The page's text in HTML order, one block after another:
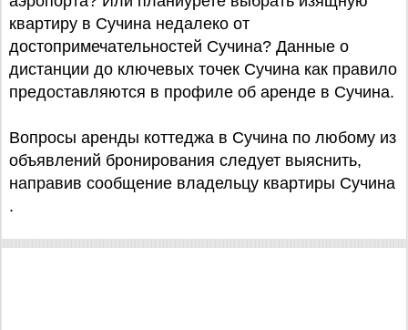
квартиру в Сучина недалеко от
достопримечательностей Сучина? Данные о
дистанции до ключевых точек Сучина как правило
предоставляются в профиле об аренде в Сучина.
Вопросы аренды коттеджа в Сучина по любому из
объявлений бронирования следует выяснить,
направив сообщение владельцу квартиры Сучина
.